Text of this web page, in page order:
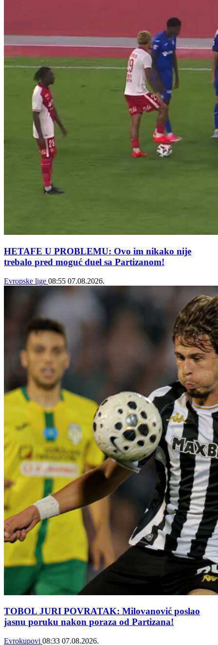
HETAFE U PROBLEMU: Ovo im nikako nije
trebalo pred moguć duel sa Partizanom!
Evropske lige 08:55 07.08.2026.
TOBOL JURI POVRATAK: Milovanović poslao
jasnu poruku nakon poraza od Partizana!
Evrokupovi 08:33 07.08.2026.